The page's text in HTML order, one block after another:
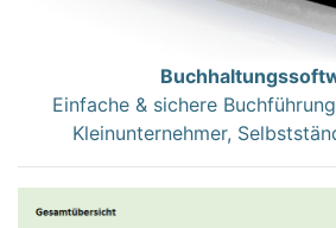
Einfache & sichere
Kleinunternehmer,